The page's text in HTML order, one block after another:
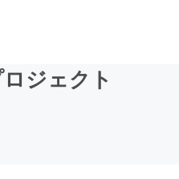
ジェクト